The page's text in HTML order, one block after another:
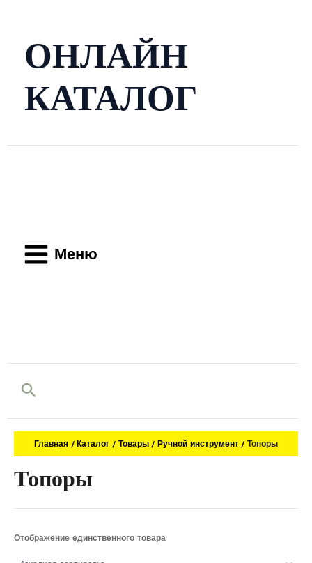
ОНЛАЙН
КАТАЛОГ
Меню
Поиск
Главная Каталог Товары Ручной инструмент Топоры
Топоры
Отображение единственного товара